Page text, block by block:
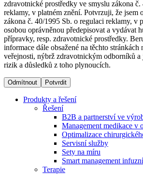
Produktový katalog​
Objevte naše produkty. Navštivte
Braun s našim kompletním
Dialyzační střediska​
B. Braun Avitum poskytuje kvalitní
svých střediscích v České republice.
dozvíte na stránkách jednotlivých
Kontakt
Zůstaňte v dialogu s B. Braun.
zdravotnické prostředky ve smyslu zákona
reklamy, v platném znění. Potvrzuji, že jsem
zákona č. 40/1995 Sb. o regulaci reklamy, v
osobou oprávněnou předepisovat a vydávat
přípravky, resp. zdravotnické prostředky.
informace dále obsažené na těchto
veřejnosti, nýbrž zdravotnickým odborníků a
rizik a důsledků z toho plynoucích.
Odmítnout Potvrdit
Produkty a řešení
Řešení
B2B a partnerství ve
Management medikace v
Optimalizace
Servisní služby
Sety na míru
Smart management
Terapie